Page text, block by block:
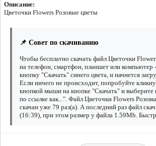
Описание:
Цветочки Flowers Розовые цветы
📌 Совет по скачиванию
Чтобы бесплатно скачать файл Цветочки
на телефон, смартфон, планшет или компьютер
кнопку "Скачать" синего цвета, и начнется
Если ничего не происходит, попробуйте
кнопкой мыши на кнопке "Скачать" и выберите
по ссылке как...". Файл Цветочки Flowers
скачан уже 79 раз(а). А последний раз файл
(16:39), при этом размер у файла 1.59Mb.